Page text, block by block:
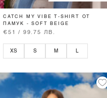
CATCH MY VIBE T-SHIRT ОТ
ПАМУК - SOFT BEIGE
€51 / 99.75 ЛВ.
XS S M L